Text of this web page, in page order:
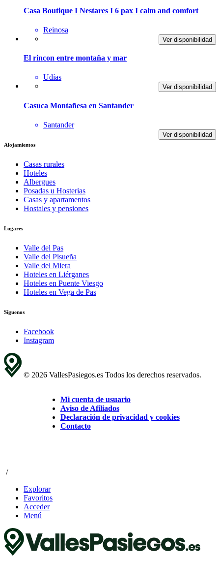
Casa Boutique I Nestares I 6 pax I calm and comfort
Reinosa
Ver disponibilidad
El rincon entre montaña y mar
Udías
Ver disponibilidad
Casuca Montañesa en Santander
Santander
Ver disponibilidad
Alojamientos
Casas rurales
Hoteles
Albergues
Posadas u Hosterias
Casas y apartamentos
Hostales y pensiones
Lugares
Valle del Pas
Valle del Pisueña
Valle del Miera
Hoteles en Liérganes
Hoteles en Puente Viesgo
Hoteles en Vega de Pas
Síguenos
Facebook
Instagram
© 2026 VallesPasiegos.es Todos los derechos reservados.
Mi cuenta de usuario
Aviso de Afiliados
Declaración de privacidad y cookies
Contacto
/
Explorar
Favoritos
Acceder
Menú